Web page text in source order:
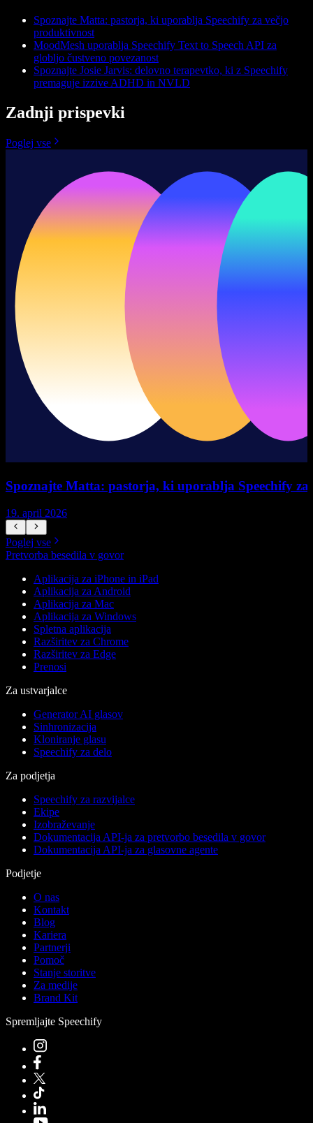
Spoznajte Matta: pastorja, ki uporablja Speechify za večjo
produktivnost
MoodMesh uporablja Speechify Text to Speech API za
globljo čustveno povezanost
Spoznajte Josie Jarvis: delovno terapevtko, ki z Speechify
premaguje izzive ADHD in NVLD
Zadnji prispevki
Poglej vse
Spoznajte Matta: pastorja, ki uporablja Speechify
19. april 2026
Poglej vse
Pretvorba besedila v govor
Aplikacija za iPhone in iPad
Aplikacija za Android
Aplikacija za Mac
Aplikacija za Windows
Spletna aplikacija
Razširitev za Chrome
Razširitev za Edge
Prenosi
Za ustvarjalce
Generator AI glasov
Sinhronizacija
Kloniranje glasu
Speechify za delo
Za podjetja
Speechify za razvijalce
Ekipe
Izobraževanje
Dokumentacija API-ja za pretvorbo besedila v govor
Dokumentacija API-ja za glasovne agente
Podjetje
O nas
Kontakt
Blog
Kariera
Partnerji
Pomoč
Stanje storitve
Za medije
Brand Kit
Spremljajte Speechify